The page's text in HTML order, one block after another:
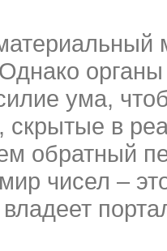
ума,
в
обратный
чисел –
владеет